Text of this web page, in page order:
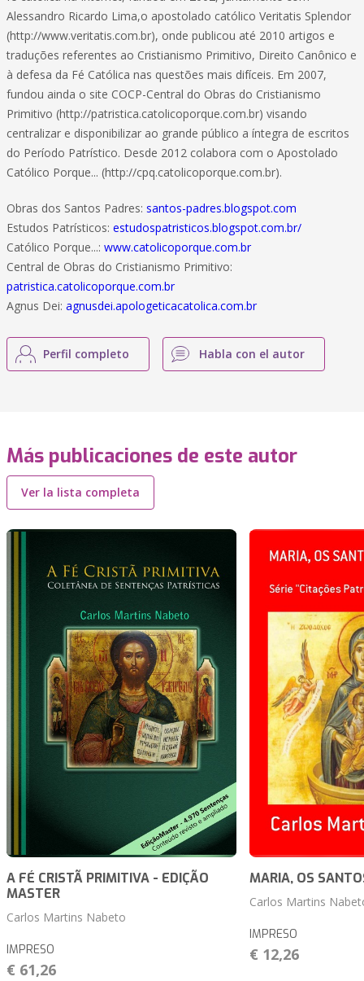
Alessandro Ricardo Lima,o apostolado católico Veritatis Splendor
(http://www.veritatis.com.br), onde publicou até 2010 artigos e
traduções referentes ao Cristianismo Primitivo, Direito Canônico e
à defesa da Fé Católica nas questões mais difíceis. Em 2007,
fundou ainda o site COCP-Central do Obras do Cristianismo
Primitivo (http://patristica.catolicoporque.com.br) visando
centralizar e disponibilizar ao grande público a íntegra de escritos
do Período Patrístico. Desde 2012 colabora com o Apostolado
Católico Porque... (http://cpq.catolicoporque.com.br).
Obras dos Santos Padres: santos-padres.blogspot.com
Estudos Patrísticos: estudospatristicos.blogspot.com.br/
Católico Porque...: www.catolicoporque.com.br
Central de Obras do Cristianismo Primitivo:
patristica.catolicoporque.com.br
Agnus Dei: agnusdei.apologeticacatolica.com.br
Perfil completo Habla con el autor
Más publicaciones de este autor
Ver la lista completa
A FÉ CRISTÃ PRIMITIVA - EDIÇÃO
MASTER
Carlos Martins Nabeto
IMPRESO
€ 61,26
MARIA, OS
Carlos Martins
IMPRESO
€ 12,26